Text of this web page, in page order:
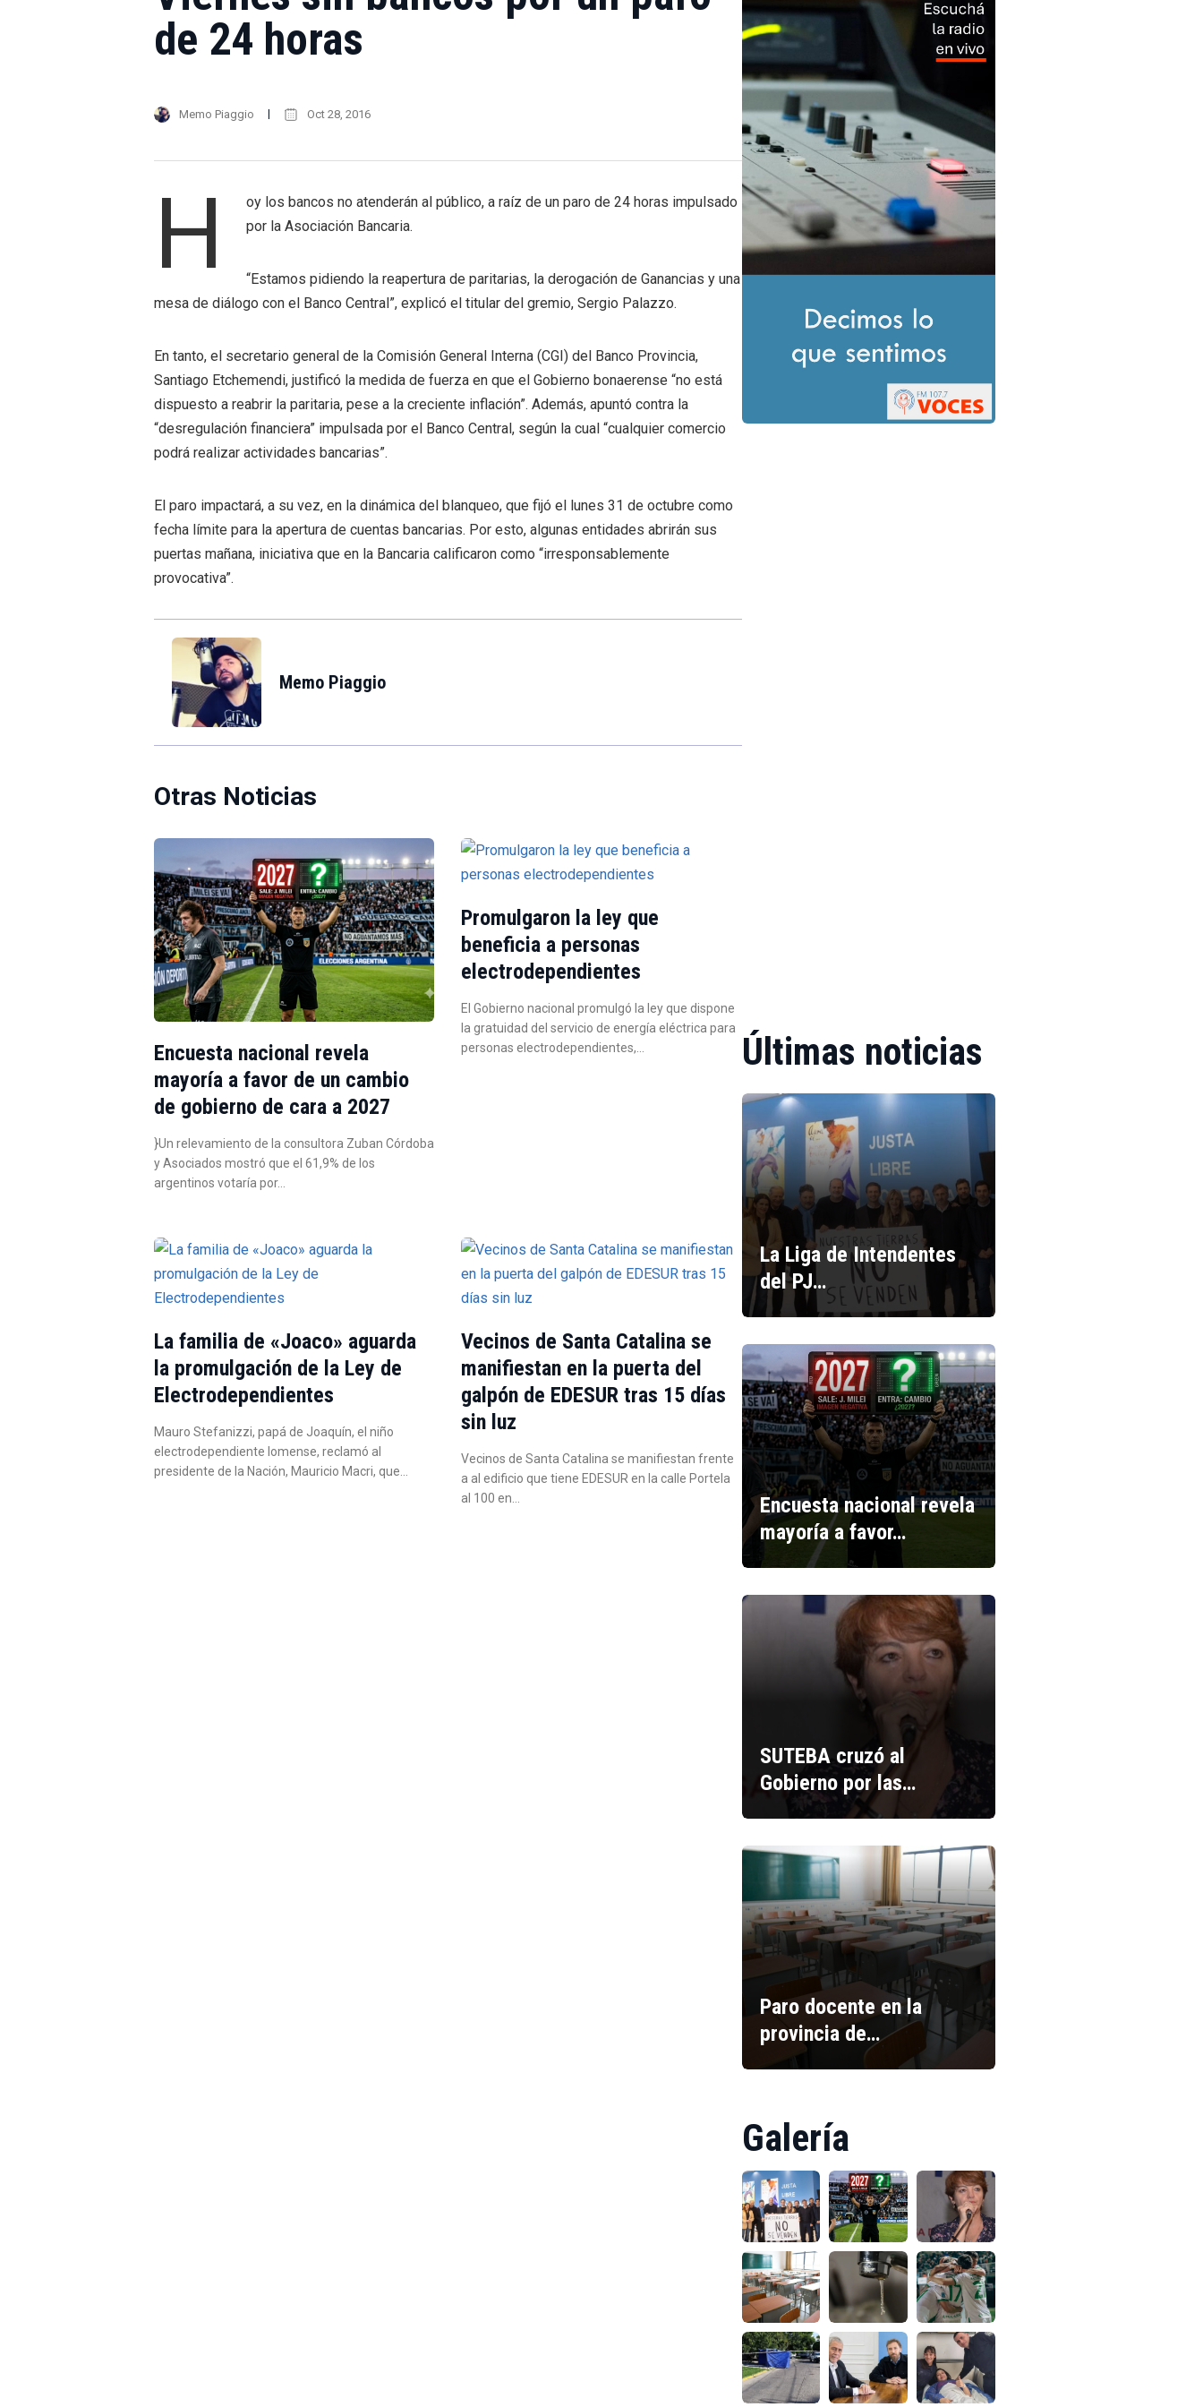
de 24 horas
Memo Piaggio Oct 28, 2016
H
oy los bancos no atenderán al público, a raíz de un paro de 24 horas impulsado
por la Asociación Bancaria.
“Estamos pidiendo la reapertura de paritarias, la derogación de Ganancias y una
mesa de diálogo con el Banco Central”, explicó el titular del gremio, Sergio Palazzo.
En tanto, el secretario general de la Comisión General Interna (CGI) del Banco Provincia,
Santiago Etchemendi, justificó la medida de fuerza en que el Gobierno bonaerense “no está
dispuesto a reabrir la paritaria, pese a la creciente inflación”. Además, apuntó contra la
“desregulación financiera” impulsada por el Banco Central, según la cual “cualquier comercio
podrá realizar actividades bancarias”.
El paro impactará, a su vez, en la dinámica del blanqueo, que fijó el lunes 31 de octubre como
fecha límite para la apertura de cuentas bancarias. Por esto, algunas entidades abrirán sus
puertas mañana, iniciativa que en la Bancaria calificaron como “irresponsablemente
provocativa”.
Memo Piaggio
Otras Noticias
Encuesta nacional revela
mayoría a favor de un cambio
de gobierno de cara a 2027
}Un relevamiento de la consultora Zuban Córdoba
y Asociados mostró que el 61,9% de los
argentinos votaría por…
Promulgaron la ley que
beneficia a personas
electrodependientes
El Gobierno nacional promulgó la ley que dispone
la gratuidad del servicio de energía eléctrica para
personas electrodependientes,…
La familia de «Joaco» aguarda
la promulgación de la Ley de
Electrodependientes
Mauro Stefanizzi, papá de Joaquín, el niño
electrodependiente lomense, reclamó al
presidente de la Nación, Mauricio Macri, que…
Vecinos de Santa Catalina se
manifiestan en la puerta del
galpón de EDESUR tras 15 días
sin luz
Vecinos de Santa Catalina se manifiestan frente
a al edificio que tiene EDESUR en la calle Portela
al 100 en…
Últimas noticias
La Liga de Intendentes
del PJ…
Encuesta nacional revela
mayoría a favor…
SUTEBA cruzó al
Gobierno por las…
Paro docente en la
provincia de…
Galería